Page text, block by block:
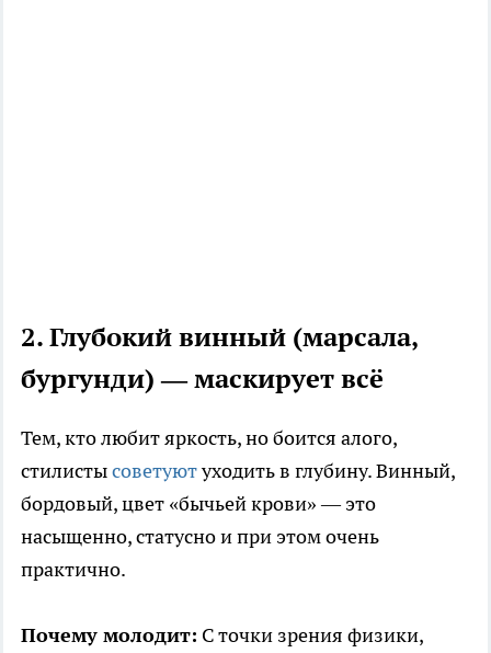
2. Глубокий винный (марсала,
бургунди) — маскирует всё
Тем, кто любит яркость, но боится алого,
стилистысоветуютуходить в глубину. Винный,
бордовый, цвет «бычьей крови» — это
насыщенно, статусно и при этом очень
практично.
Почему молодит: С точки зрения физики,